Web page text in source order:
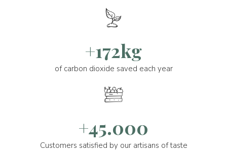
+172kg
of carbon dioxide saved each year
+45.000
Customers satisfied by our artisans of taste